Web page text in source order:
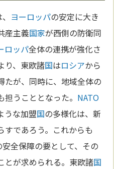
ヨーロッパの安定に大き
産主義国家が西側の防衛同
ロッパ全体の連携が強化さ
り、東欧諸国はロシアから
たが、同時に、地域全体の
うこととなった。 NATO
うな加盟国の多様化は、新
すであろう。これからも
安全保障の要として、その
とが求められる。東欧諸国